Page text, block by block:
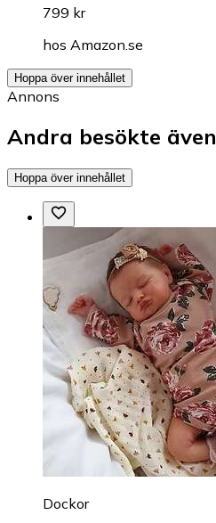
799 kr
hos Amazon.se
Hoppa över innehållet
Annons
Andra besökte även
Hoppa över innehållet
Dockor